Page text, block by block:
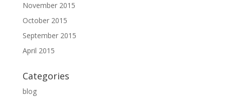
November 2015
October 2015
September 2015
April 2015
Categories
blog